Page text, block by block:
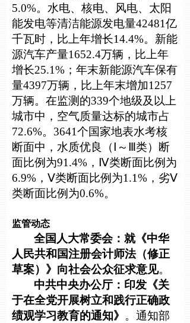
5.0%。水电、核电、风电、太阳
能发电等清洁能源发电量42481亿
千瓦时，比上年增长14.4%。新能
源汽车产量1652.4万辆，比上年
增长25.1%；年末新能源汽车保有
量4397万辆，比上年末增加1257
万辆。在监测的339个地级及以上
城市中，空气质量达标的城市占
72.6%。3641个国家地表水考核
断面中，水质优良（Ⅰ～Ⅲ类）断
面比例为91.4%，Ⅳ类断面比例为
6.9%，Ⅴ类断面比例为1.1%，劣Ⅴ
类断面比例为0.6%。
监管动态
全国人大常委会：就《中华
人民共和国注册会计师法（修正
草案）》向社会公众征求意见。
中共中央办公厅：印发《关
于在全党开展树立和践行正确政
绩观学习教育的通知》 。通知部